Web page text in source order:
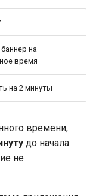
на
время
на 2 минуты
времени,
до начала.
не